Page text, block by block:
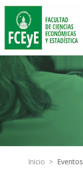
Inicio > Eventos